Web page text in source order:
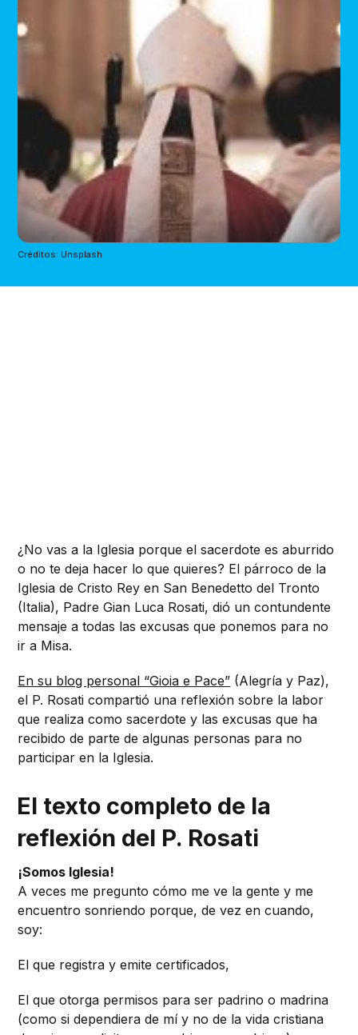
Créditos: Unsplash
¿No vas a la Iglesia porque el sacerdote es aburrido
o no te deja hacer lo que quieres? El párroco de la
Iglesia de Cristo Rey en San Benedetto del Tronto
(Italia), Padre Gian Luca Rosati, dió un contundente
mensaje a todas las excusas que ponemos para no
ir a Misa.
En su blog personal “Gioia e Pace” (Alegría y Paz),
el P. Rosati compartió una reflexión sobre la labor
que realiza como sacerdote y las excusas que ha
recibido de parte de algunas personas para no
participar en la Iglesia.
El texto completo de la
reflexión del P. Rosati
¡Somos Iglesia!
A veces me pregunto cómo me ve la gente y me
encuentro sonriendo porque, de vez en cuando,
soy:
El que registra y emite certificados,
El que otorga permisos para ser padrino o madrina
(como si dependiera de mí y no de la vida cristiana